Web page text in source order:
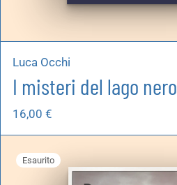
Luca Occhi
I misteri del lago nero
16,00 €
Esaurito